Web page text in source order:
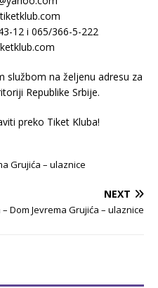
12 i 065/366-5-222
službom na željenu adresu za
Republike Srbije.
preko Tiket Kluba!
Grujića – ulaznice
NEXT
Dom Jevrema Grujića – ulaznice